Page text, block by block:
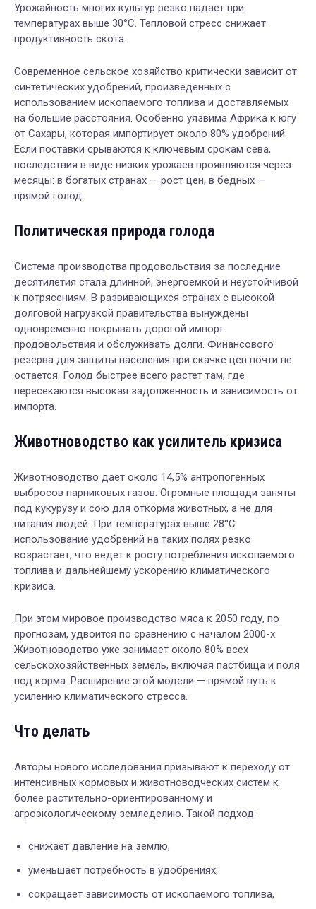
Урожайность многих культур резко падает при
температурах выше 30°C. Тепловой стресс снижает
продуктивность скота.
Современное сельское хозяйство критически зависит от
синтетических удобрений, произведенных с
использованием ископаемого топлива и доставляемых
на большие расстояния. Особенно уязвима Африка к югу
от Сахары, которая импортирует около 80% удобрений.
Если поставки срываются к ключевым срокам сева,
последствия в виде низких урожаев проявляются через
месяцы: в богатых странах — рост цен, в бедных —
прямой голод.
Политическая природа голода
Система производства продовольствия за последние
десятилетия стала длинной, энергоемкой и неустойчивой
к потрясениям. В развивающихся странах с высокой
долговой нагрузкой правительства вынуждены
одновременно покрывать дорогой импорт
продовольствия и обслуживать долги. Финансового
резерва для защиты населения при скачке цен почти не
остается. Голод быстрее всего растет там, где
пересекаются высокая задолженность и зависимость от
импорта.
Животноводство как усилитель кризиса
Животноводство дает около 14,5% антропогенных
выбросов парниковых газов. Огромные площади заняты
под кукурузу и сою для откорма животных, а не для
питания людей. При температурах выше 28°C
использование удобрений на таких полях резко
возрастает, что ведет к росту потребления ископаемого
топлива и дальнейшему ускорению климатического
кризиса.
При этом мировое производство мяса к 2050 году, по
прогнозам, удвоится по сравнению с началом 2000-х.
Животноводство уже занимает около 80% всех
сельскохозяйственных земель, включая пастбища и поля
под корма. Расширение этой модели — прямой путь к
усилению климатического стресса.
Что делать
Авторы нового исследования призывают к переходу от
интенсивных кормовых и животноводческих систем к
более растительно-ориентированному и
агроэкологическому земледелию. Такой подход:
снижает давление на землю,
уменьшает потребность в удобрениях,
сокращает зависимость от ископаемого топлива,